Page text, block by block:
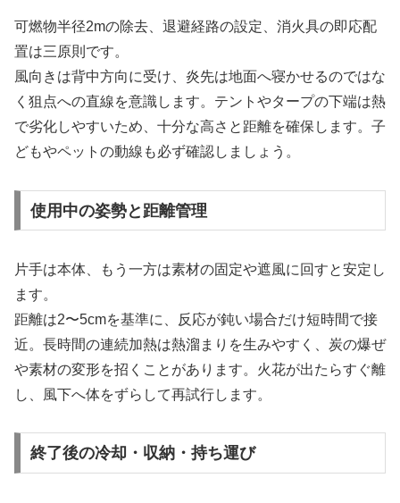
可燃物半径2mの除去、退避経路の設定、消火具の即応配
置は三原則です。
風向きは背中方向に受け、炎先は地面へ寝かせるのではな
く狙点への直線を意識します。テントやタープの下端は熱
で劣化しやすいため、十分な高さと距離を確保します。子
どもやペットの動線も必ず確認しましょう。
使用中の姿勢と距離管理
片手は本体、もう一方は素材の固定や遮風に回すと安定し
ます。
距離は2〜5cmを基準に、反応が鈍い場合だけ短時間で接
近。長時間の連続加熱は熱溜まりを生みやすく、炭の爆ぜ
や素材の変形を招くことがあります。火花が出たらすぐ離
し、風下へ体をずらして再試行します。
終了後の冷却・収納・持ち運び